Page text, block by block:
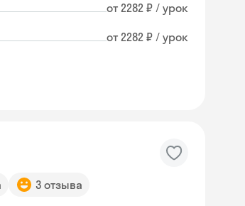
от 2282 ₽ / урок
от 2282 ₽ / урок
3 отзыва
Chat